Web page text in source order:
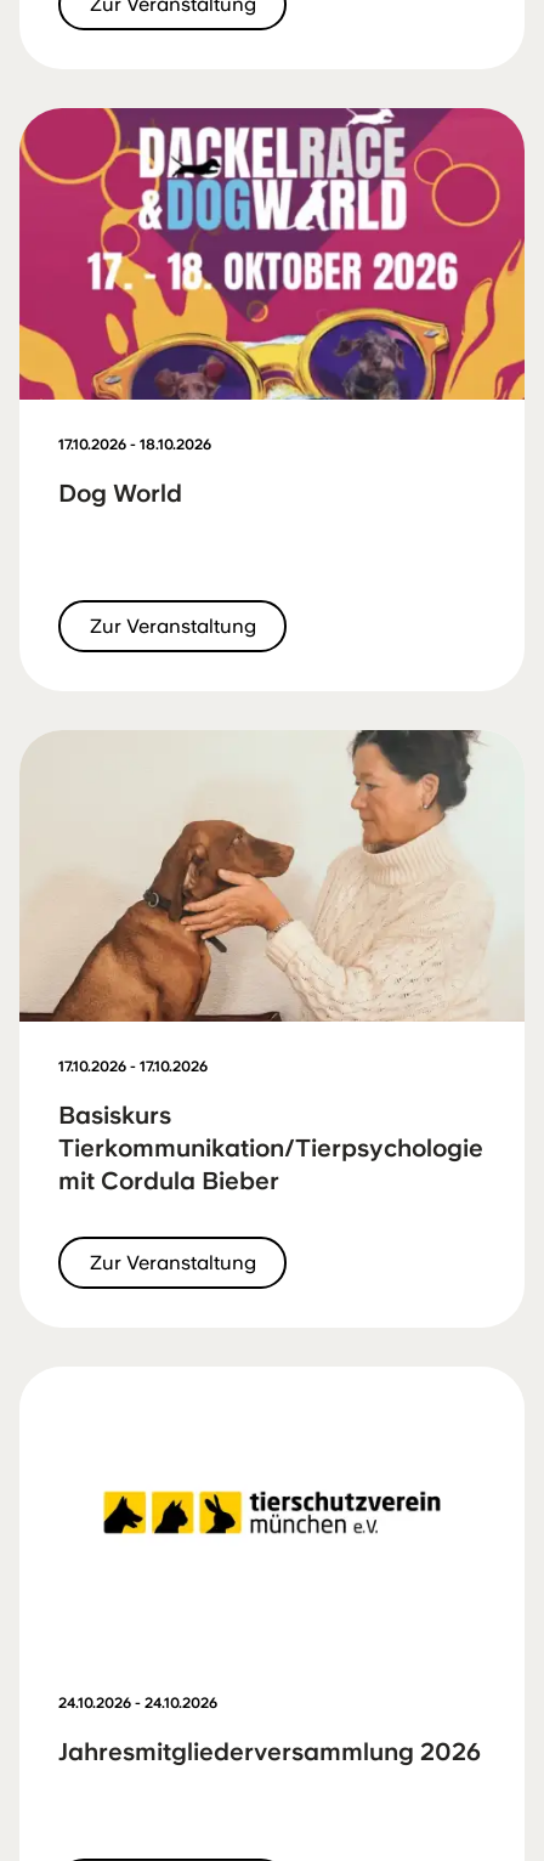
17.10.2026 - 18.10.2026
Dog World
Zur Veranstaltung
17.10.2026 - 17.10.2026
Basiskurs
Tierkommunikation/Tierpsychologie
mit Cordula Bieber
Zur Veranstaltung
24.10.2026 - 24.10.2026
Jahresmitgliederversammlung 2026